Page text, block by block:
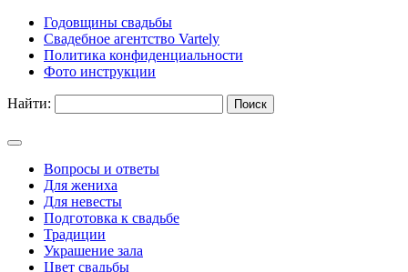
Годовщины свадьбы
Свадебное агентство Vartely
Политика конфиденциальности
Фото инструкции
Найти:
Вопросы и ответы
Для жениха
Для невесты
Подготовка к свадьбе
Традиции
Украшение зала
Цвет свадьбы